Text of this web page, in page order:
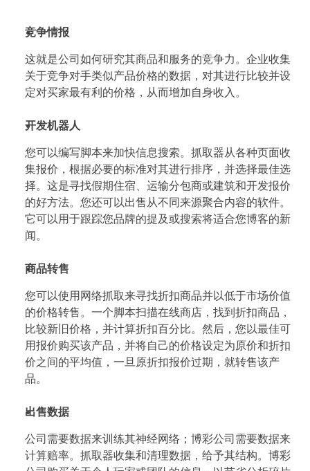
竞争情报
这就是公司如何研究其商品和服务的竞争力。企业收集
关于竞争对手类似产品价格的数据，对其进行比较并设
定对买家最有利的价格，从而增加自身收入。
开发机器人
您可以编写脚本来加快信息搜索。抓取器从各种页面收
集报价，根据必要的标准对其进行排序，并选择最佳选
择。这是寻找假期住宿、运输分包商或建筑和开发报价
的好方法。您还可以出售从不同来源聚合内容的软件。
它可以用于跟踪您品牌的提及或搜索将适合您博客的新
闻。
商品转售
您可以使用网络抓取来寻找折扣商品并以低于市场价值
的价格转售。一个脚本扫描在线商店，找到折扣商品，
比较新旧价格，并计算折扣百分比。然后，您以最佳可
用报价购买该产品，并将自己的价格设定为原价和折扣
价之间的平均值，一旦原折扣报价过期，就转售该产
品。
出售数据
公司需要数据来训练其神经网络；博彩公司需要数据来
计算赔率。抓取器收集和清理数据，给予其结构。博彩